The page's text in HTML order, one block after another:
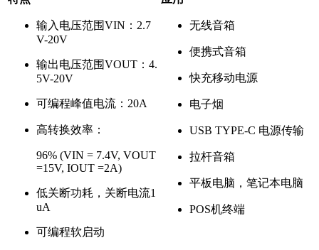
输入电压范围VIN：2.7
V-20V
输出电压范围VOUT：4.
5V-20V
可编程峰值电流：20A
高转换效率：
96% (VIN = 7.4V, VOUT
=15V, IOUT =2A)
低关断功耗，关断电流1
uA
可编程软启动
无线音箱
便携式音箱
快充移动电源
电子烟
USB TYPE-C 电源传输
拉杆音箱
平板电脑，笔记本电脑
POS机终端